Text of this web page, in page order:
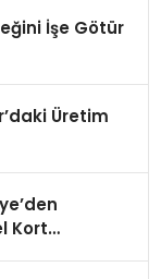
İşe Götür
Üretim
Kort